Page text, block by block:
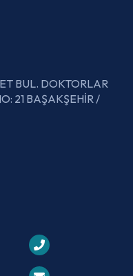
BUL. DOKTORLAR
21 BAŞAKŞEHİR /